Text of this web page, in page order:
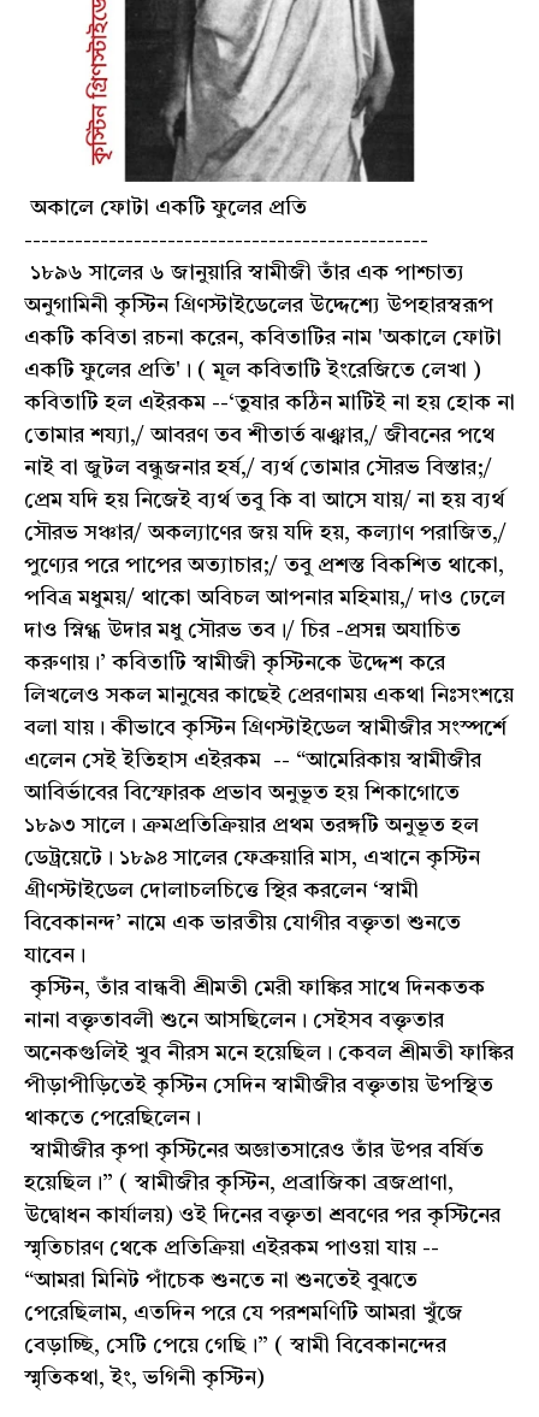
অকালে ফোটা একটি ফুলের প্রতি
------------------------------------------------
১৮৯৬ সালের ৬ জানুয়ারি স্বামীজী তাঁর এক পাশ্চাত্য
অনুগামিনী কৃস্টিন গ্রিণস্টাইডেলের উদ্দেশ্যে উপহারস্বরূপ
একটি কবিতা রচনা করেন, কবিতাটির নাম 'অকালে ফোটা
একটি ফুলের প্রতি'। ( মূল কবিতাটি ইংরেজিতে লেখা )
কবিতাটি হল এইরকম --‘তুষার কঠিন মাটিই না হয় হোক না
তোমার শয্যা,/ আবরণ তব শীতার্ত ঝঞ্ঝার,/ জীবনের পথে
নাই বা জুটল বন্ধুজনার হর্ষ,/ ব্যর্থ তোমার সৌরভ বিস্তার;/
প্রেম যদি হয় নিজেই ব্যর্থ তবু কি বা আসে যায়/ না হয় ব্যর্থ
সৌরভ সঞ্চার/ অকল্যাণের জয় যদি হয়, কল্যাণ পরাজিত,/
পুণ্যের পরে পাপের অত্যাচার;/ তবু প্রশস্ত বিকশিত থাকো,
পবিত্র মধুময়/ থাকো অবিচল আপনার মহিমায়,/ দাও ঢেলে
দাও স্নিগ্ধ উদার মধু সৌরভ তব।/ চির -প্রসন্ন অযাচিত
করুণায়।’ কবিতাটি স্বামীজী কৃস্টিনকে উদ্দেশ করে
লিখলেও সকল মানুষের কাছেই প্রেরণাময় একথা নিঃসংশয়ে
বলা যায়। কীভাবে কৃস্টিন গ্রিণস্টাইডেল স্বামীজীর সংস্পর্শে
এলেন সেই ইতিহাস এইরকম -- “আমেরিকায় স্বামীজীর
আবির্ভাবের বিস্ফোরক প্রভাব অনুভূত হয় শিকাগোতে
১৮৯৩ সালে। ক্রমপ্রতিক্রিয়ার প্রথম তরঙ্গটি অনুভূত হল
ডেট্রয়েটে। ১৮৯৪ সালের ফেব্রুয়ারি মাস, এখানে কৃস্টিন
গ্রীণস্টাইডেল দোলাচলচিত্তে স্থির করলেন ‘স্বামী
বিবেকানন্দ’ নামে এক ভারতীয় যোগীর বক্তৃতা শুনতে
যাবেন।
কৃস্টিন, তাঁর বান্ধবী শ্রীমতী মেরী ফাঙ্কির সাথে দিনকতক
নানা বক্তৃতাবলী শুনে আসছিলেন। সেইসব বক্তৃতার
অনেকগুলিই খুব নীরস মনে হয়েছিল।‌ কেবল শ্রীমতী ফাঙ্কির
পীড়াপীড়িতেই কৃস্টিন সেদিন স্বামীজীর বক্তৃতায় উপস্থিত
থাকতে পেরেছিলেন।
স্বামীজীর কৃপা কৃস্টিনের অজ্ঞাতসারেও তাঁর উপর বর্ষিত
হয়েছিল।” ( স্বামীজীর কৃস্টিন, প্রব্রাজিকা ব্রজপ্রাণা,
উদ্বোধন কার্যালয়) ওই‌ দিনের বক্তৃতা শ্রবণের পর কৃস্টিনের
স্মৃতিচারণ থেকে প্রতিক্রিয়া এইরকম পাওয়া যায় --
“আমরা মিনিট পাঁচেক শুনতে না শুনতেই বুঝতে
পেরেছিলাম, এতদিন পরে যে পরশমণিটি আমরা খুঁজে
বেড়াচ্ছি, সেটি পেয়ে গেছি।” ( স্বামী বিবেকানন্দের
স্মৃতিকথা, ইং, ভগিনী কৃস্টিন)